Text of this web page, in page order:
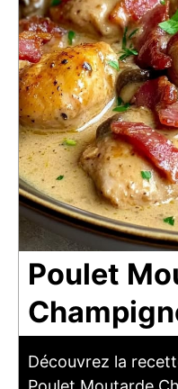
Poulet
Découvrez la